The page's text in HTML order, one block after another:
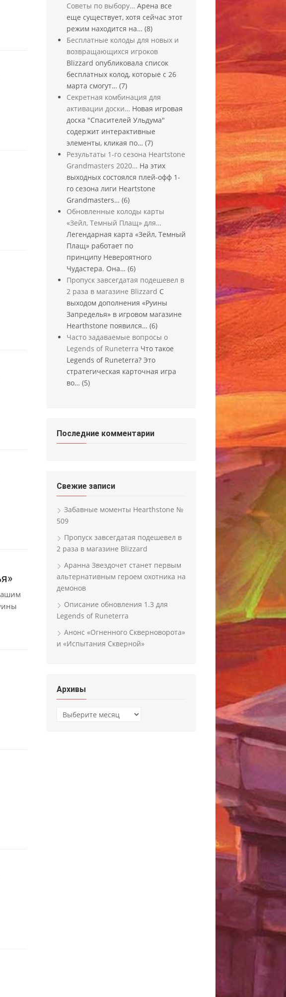
Советы по выбору… Арена все
еще существует, хотя сейчас этот
режим находится на… (8)
Бесплатные колоды для новых и
возвращающихся игроков
Blizzard опубликовала список
бесплатных колод, которые с 26
марта смогут… (7)
Секретная комбинация для
активации доски… Новая игровая
доска "Спасителей Ульдума"
содержит интерактивные
элементы, кликая по… (7)
Результаты 1-го сезона Heartstone
Grandmasters 2020… На этих
выходных состоялся плей-офф 1-
го сезона лиги Heartstone
Grandmasters… (6)
Обновленные колоды карты
«Зейл, Темный Плащ» для…
Легендарная карта «Зейл, Темный
Плащ» работает по
принципу Невероятного
Чудастера. Она… (6)
Пропуск завсегдатая подешевел в
2 раза в магазине Blizzard С
выходом дополнения «Руины
Запределья» в игровом магазине
Hearthstone появился… (6)
Часто задаваемые вопросы о
Legends of Runeterra Что такое
Legends of Runeterra? Это
стратегическая карточная игра
во… (5)
Последние комментарии
Свежие записи
Забавные моменты Hearthstone №
509
Пропуск завсегдатая подешевел в
2 раза в магазине Blizzard
Аранна Звездочет станет первым
альтернативным героем охотника на
демонов
Описание обновления 1.3 для
Legends of Runeterra
Анонс «Огненного Скверноворота»
и «Испытания Скверной»
Архивы
Архивы